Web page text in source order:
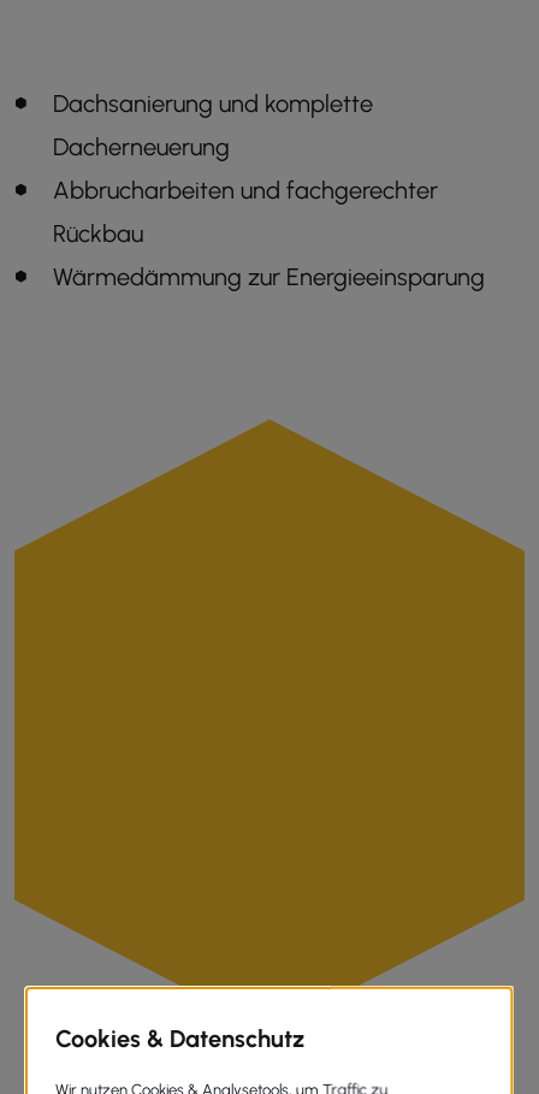
Dachsanierung und komplette
Dacherneuerung
Abbrucharbeiten und fachgerechter
Rückbau
Wärmedämmung zur Energieeinsparung